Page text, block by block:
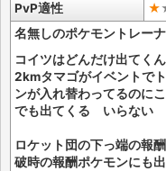
PvP適性
★
名無しのポケモントレー
コイツはどんだけ出てく
2kmタマゴがイベントで
ンが入れ替わってるのに
でも出てくる いらない
ロケット団の下っ端の報
破時の報酬ポケモンにも